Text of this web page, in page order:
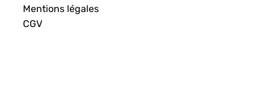
Mentions légales
CGV